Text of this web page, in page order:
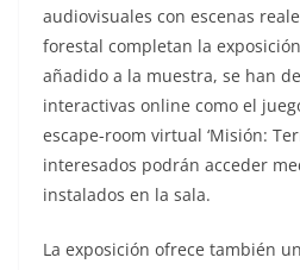
audiovisuales con escenas
forestal completan la
añadido a la muestra, se han
interactivas online como el
escape-room virtual ‘Misión:
interesados podrán acceder
instalados en la sala.
La exposición ofrece también